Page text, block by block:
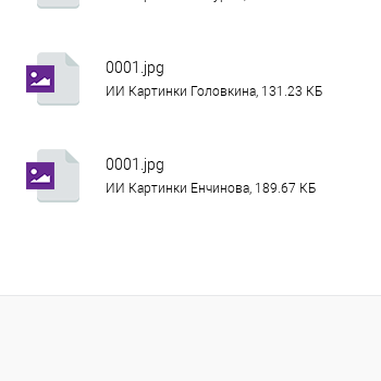
0001.jpg
ИИ Картинки Головкина, 131.23 КБ
0001.jpg
ИИ Картинки Енчинова, 189.67 КБ